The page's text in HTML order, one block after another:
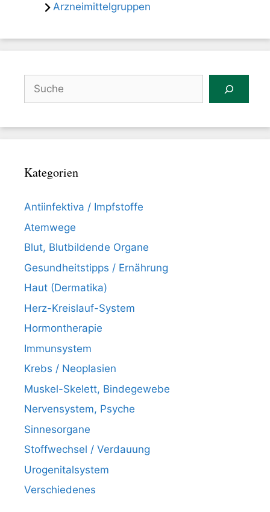
Arzneimittelgruppen
Suchen
Kategorien
Antiinfektiva / Impfstoffe
Atemwege
Blut, Blutbildende Organe
Gesundheitstipps / Ernährung
Haut (Dermatika)
Herz-Kreislauf-System
Hormontherapie
Immunsystem
Krebs / Neoplasien
Muskel-Skelett, Bindegewebe
Nervensystem, Psyche
Sinnesorgane
Stoffwechsel / Verdauung
Urogenitalsystem
Verschiedenes